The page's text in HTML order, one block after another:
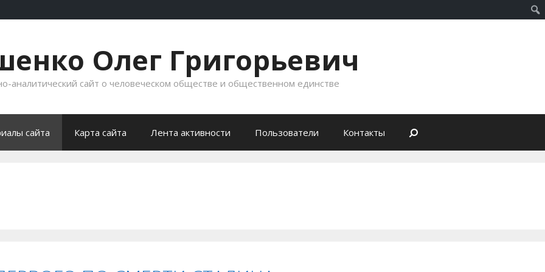
Олег Григорьевич
аналитический сайт о человеческом обществе и общественном единстве
сайта Карта сайта Лента активности Пользователи Контакты